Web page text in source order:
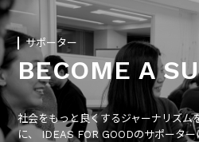
サポーター
BECOME A
社会をもっと良くするジャーナリズム
に、 IDEAS FOR GOODのサポーター